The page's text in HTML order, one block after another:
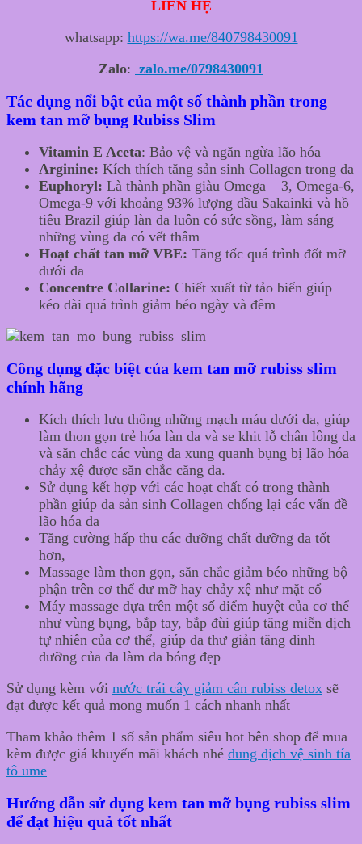
LIÊN HỆ
whatsapp: https://wa.me/840798430091
Zalo: zalo.me/0798430091
Tác dụng nổi bật của một số thành phần trong
kem tan mỡ bụng Rubiss Slim
Vitamin E Aceta: Bảo vệ và ngăn ngừa lão hóa
Arginine: Kích thích tăng sản sinh Collagen trong da
Euphoryl: Là thành phần giàu Omega – 3, Omega-6,
Omega-9 với khoảng 93% lượng dầu Sakainki và hồ
tiêu Brazil giúp làn da luôn có sức sồng, làm sáng
những vùng da có vết thâm
Hoạt chất tan mỡ VBE: Tăng tốc quá trình đốt mỡ
dưới da
Concentre Collarine: Chiết xuất từ tảo biển giúp
kéo dài quá trình giảm béo ngày và đêm
Công dụng đặc biệt của kem tan mỡ rubiss slim
chính hãng
Kích thích lưu thông những mạch máu dưới da, giúp
làm thon gọn trẻ hóa làn da và se khit lỗ chân lông da
và săn chắc các vùng da xung quanh bụng bị lão hóa
chảy xệ được săn chắc căng da.
Sử dụng kết hợp với các hoạt chất có trong thành
phần giúp da sản sinh Collagen chống lại các vấn đề
lão hóa da
Tăng cường hấp thu các dưỡng chất dưỡng da tốt
hơn,
Massage làm thon gọn, săn chắc giảm béo những bộ
phận trên cơ thể dư mỡ hay chảy xệ như mặt cổ
Máy massage dựa trên một số điểm huyệt của cơ thể
như vùng bụng, bắp tay, bắp đùi giúp tăng miễn dịch
tự nhiên của cơ thể, giúp da thư giản tăng dinh
dưỡng của da làm da bóng đẹp
Sử dụng kèm với nước trái cây giảm cân rubiss detox sẽ
đạt được kết quả mong muốn 1 cách nhanh nhất
Tham khảo thêm 1 số sản phẩm siêu hot bên shop để mua
kèm được giá khuyến mãi khách nhé dung dịch vệ sinh tía
tô ume
Hướng dẫn sử dụng kem tan mỡ bụng rubiss slim
để đạt hiệu quả tốt nhất